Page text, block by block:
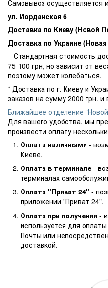
Самовывоз осуществляется
ул. Иорданская 6
Доставка по Киеву (Новой
Доставка по Украине
Стандартная стоимость
75-100 грн, но зависит от
поэтому может колебаться.
* Доставка по г. Киеву и
заказов на сумму 2000 грн. и
Ближайшее отделение
Для вашего удобства, мы
произвести оплату
Оплата наличными -
Киеве.
Оплата в терминале -
терминалах
Оплата "Приват 24" -
приложении "Приват 24".
Оплата при получении -
используется для
Почты или
доставкой.